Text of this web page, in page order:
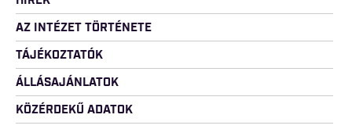
AZ INTÉZET TÖRTÉNETE
TÁJÉKOZTATÓK
ÁLLÁSAJÁNLATOK
KÖZÉRDEKŰ ADATOK